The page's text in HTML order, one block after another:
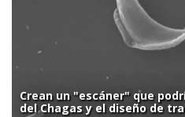
Crean un "escáner" que
del Chagas y el diseño de